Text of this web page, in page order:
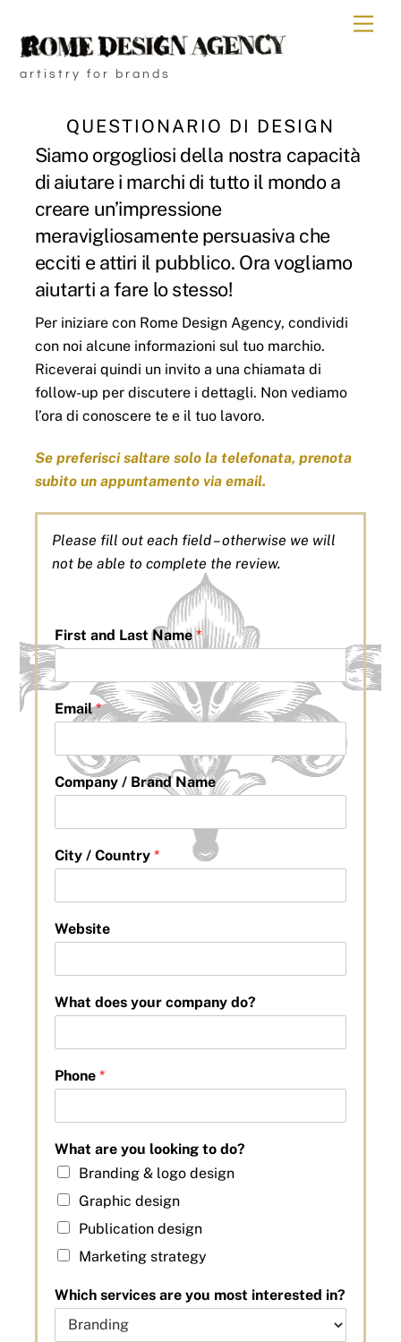
content
artistry for brands
QUESTIONARIO DI DESIGN
Siamo orgogliosi della nostra capacità
di aiutare i marchi di tutto il mondo a
creare un’impressione
meravigliosamente persuasiva che
ecciti e attiri il pubblico. Ora vogliamo
aiutarti a fare lo stesso!
Per iniziare con Rome Design Agency, condividi
con noi alcune informazioni sul tuo marchio.
Riceverai quindi un invito a una chiamata di
follow-up per discutere i dettagli. Non vediamo
l’ora di conoscere te e il tuo lavoro.
Se preferisci saltare solo la telefonata, prenota
subito un appuntamento via email.
Please fill out each field – otherwise we will
not be able to complete the review.
First and Last Name*
Email*
Company / Brand Name
City / Country *
Website
What does your company do?
Phone *
What are you looking to do?
Branding & logo design
Graphic design
Publication design
Marketing strategy
Which services are you most interested in?